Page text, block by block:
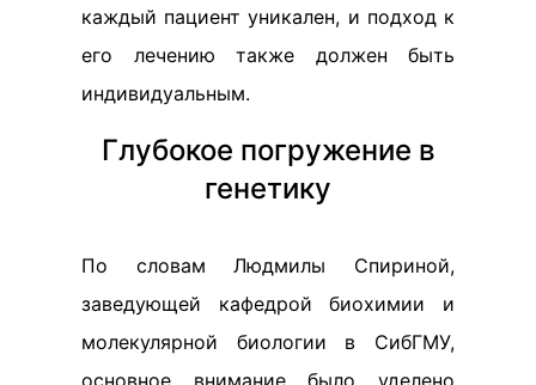
каждый пациент уникален, и подход к
его лечению также должен быть
индивидуальным.
Глубокое погружение в
генетику
По словам Людмилы Спириной,
заведующей кафедрой биохимии и
молекулярной биологии в СибГМУ,
основное внимание было уделено